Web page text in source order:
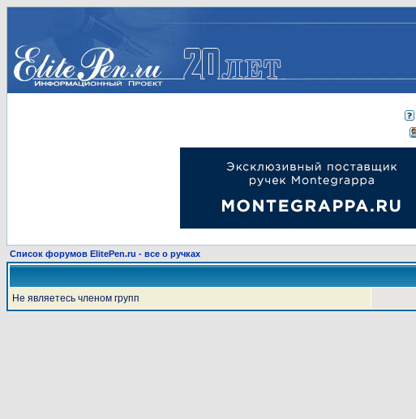
Список форумов ElitePen.ru - все о ручках
Не являетесь членом групп